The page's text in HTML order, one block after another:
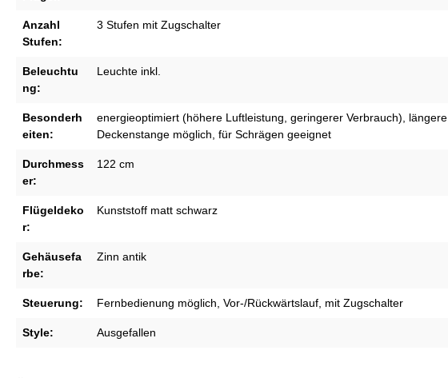
Anzahl
Stufen:
3 Stufen mit Zugschalter
Beleuchtu
ng:
Leuchte inkl.
Besonderh
eiten:
energieoptimiert (höhere Luftleistung, geringerer Verbrauch), längere
Deckenstange möglich, für Schrägen geeignet
Durchmess
er:
122 cm
Flügeldeko
r:
Kunststoff matt schwarz
Gehäusefa
rbe:
Zinn antik
Steuerung: Fernbedienung möglich, Vor-/Rückwärtslauf, mit Zugschalter
Style: Ausgefallen